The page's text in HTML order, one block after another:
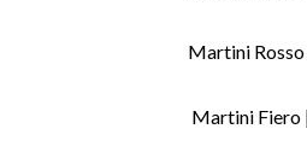
Martini Rosso
Martini Fiero